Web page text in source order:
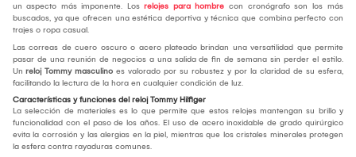
un aspecto más imponente. Los relojes para hombre con cronógrafo son los más
buscados, ya que ofrecen una estética deportiva y técnica que combina perfecto con
trajes o ropa casual.
Las correas de cuero oscuro o acero plateado brindan una versatilidad que permite
pasar de una reunión de negocios a una salida de fin de semana sin perder el estilo.
Un reloj Tommy masculino es valorado por su robustez y por la claridad de su esfera,
facilitando la lectura de la hora en cualquier condición de luz.
Características y funciones del reloj Tommy Hilfiger
La selección de materiales es lo que permite que estos relojes mantengan su brillo y
funcionalidad con el paso de los años. El uso de acero inoxidable de grado quirúrgico
evita la corrosión y las alergias en la piel, mientras que los cristales minerales protegen
la esfera contra rayaduras comunes.